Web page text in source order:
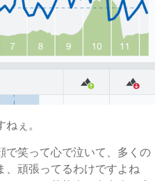
ぇ。
で笑って心で泣いて、多くの
、頑張ってるわけですよね